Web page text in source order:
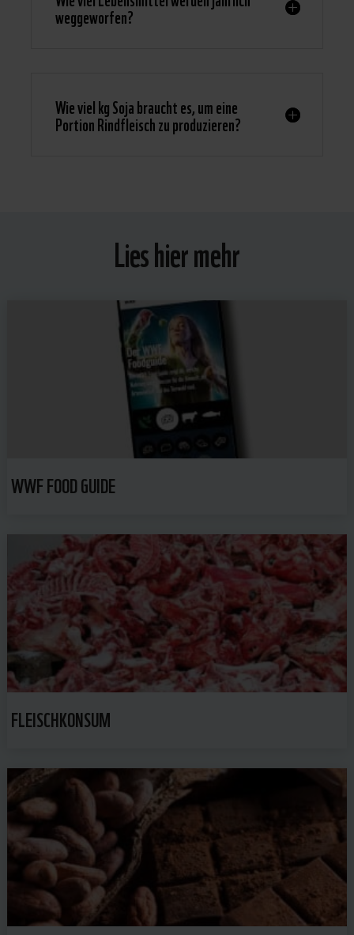
weggeworfen?
Wie viel kg Soja braucht es, um eine
Portion Rindfleisch zu produzieren?
Lies hier mehr
WWF FOOD GUIDE
FLEISCHKONSUM